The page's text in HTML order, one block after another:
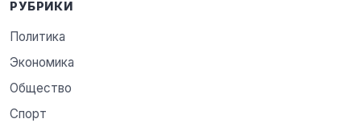
РУБРИКИ
Политика
Экономика
Общество
Спорт